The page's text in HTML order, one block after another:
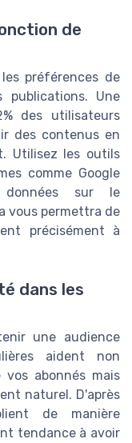
de
préférences de
Une
des utilisateurs
des contenus en
Utilisez les outils
comme Google
sur le
vous permettra de
précisément à
dans les
une audience
aident non
abonnés mais
naturel. D'après
de manière
tendance à avoir